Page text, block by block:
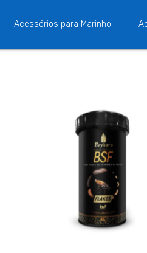
Acessórios para Marinho